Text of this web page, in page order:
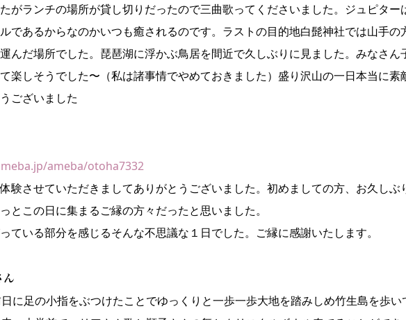
がランチの場所が貸し切りだったので三曲歌ってくださいました。ジュピター
であるからなのかいつも癒されるのです。ラストの目的地白髭神社では山手の
んだ場所でした。琵琶湖に浮かぶ鳥居を間近で久しぶりに見ました。みなさん
楽しそうでした〜（私は諸事情でやめておきました）盛り沢山の一日本当に素
ございました
ameba/otoha7332
験させていただきましてありがとうございました。初めましての方、お久しぶ
とこの日に集まるご縁の方々だったと思いました。
ている部分を感じるそんな不思議な１日でした。ご縁に感謝いたします。
ん
に足の小指をぶつけたことでゆっくりと一歩一歩大地を踏みしめ竹生島を歩い